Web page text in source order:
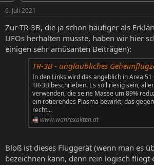
e
:
6. Juli 2021
Zur TR-3B, die ja schon häufiger als
UFOs herhalten musste, haben wir hier
einigen sehr amüsanten Beiträgen):
TR-3B - unglaubliches
In den Links wird das angeblich in Area
TR-3B beschrieben. Es soll riesig sein,
verwenden, die seine Masse um 89%
ein rotierendes Plasma bewirkt, das
recht...
www.wahrexakten.at
Bloß ist dieses Fluggerät (wenn man es
bezeichnen kann, denn rein logisch fliegt